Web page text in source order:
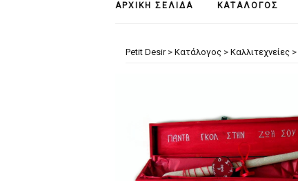
ΑΡΧΙΚΉ ΣΕΛΊΔΑ ΚΑΤΆΛΟΓΟΣ
Petit Desir> Κατάλογος > Καλλιτεχνείες >